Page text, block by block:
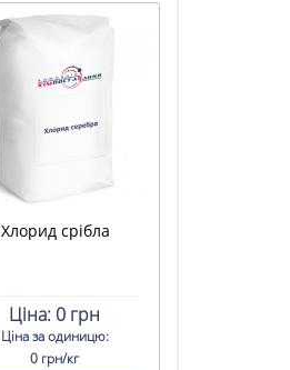
Хлорид срібла
Ціна: 0 грн
Ціна за одиницю:
0 грн/кг